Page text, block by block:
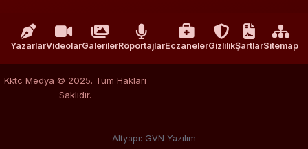
YazarlarVideolarGalerilerRöportajlarEczanelerGizlilikŞartlarSitemap
Kktc Medya © 2025. Tüm Hakları
Saklıdır.
Altyapı: GVN Yazılım